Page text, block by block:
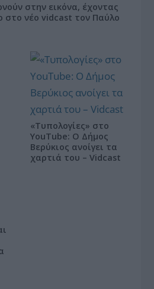
στην εικόνα, έχοντας
στο νέο vidcast τον Παύλο
«Τυπολογίες» στο
YouTube: Ο Δήμος
Βερύκιος ανοίγει τα
χαρτιά του – Vidcast